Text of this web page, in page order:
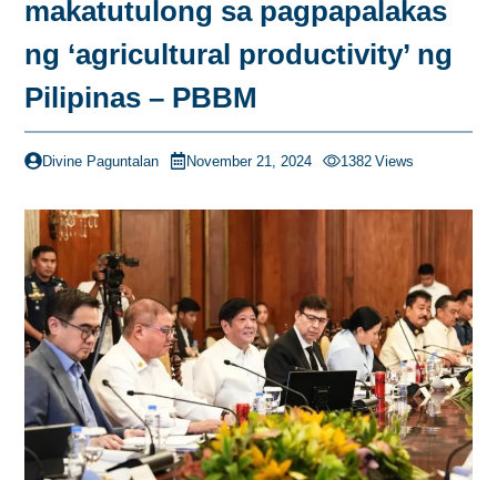
makatutulong sa pagpapalakas
ng ‘agricultural productivity’ ng
Pilipinas – PBBM
Divine Paguntalan November 21, 2024 1382 Views